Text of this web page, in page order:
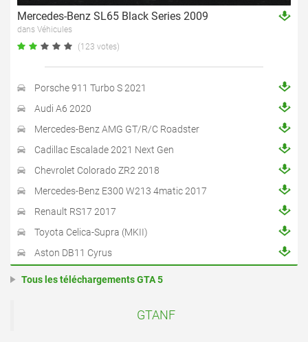
Mercedes-Benz SL65 Black Series 2009
dans Véhicules
(123 votes)
Porsche 911 Turbo S 2021
Audi A6 2020
Mercedes-Benz AMG GT/R/C Roadster
Cadillac Escalade 2021 Next Gen
Chevrolet Colorado ZR2 2018
Mercedes-Benz E300 W213 4matic 2017
Renault RS17 2017
Toyota Celica-Supra (MKII)
Aston DB11 Cyrus
Tous les téléchargements GTA 5
GTANF